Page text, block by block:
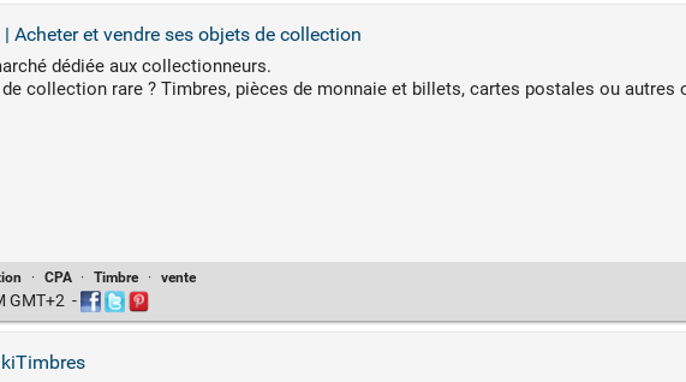
Acheter et vendre ses objets de collection
dédiée aux collectionneurs.
collection rare ? Timbres, pièces de monnaie et billets, cartes postales ou
· CPA · Timbre · vente
GMT+2 -